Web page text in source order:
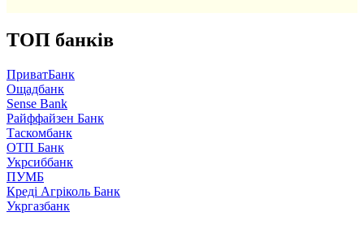
ТОП банків
ПриватБанк
Ощадбанк
Sense Bank
Райффайзен Банк
Таскомбанк
ОТП Банк
Укрсиббанк
ПУМБ
Креді Агріколь Банк
Укргазбанк